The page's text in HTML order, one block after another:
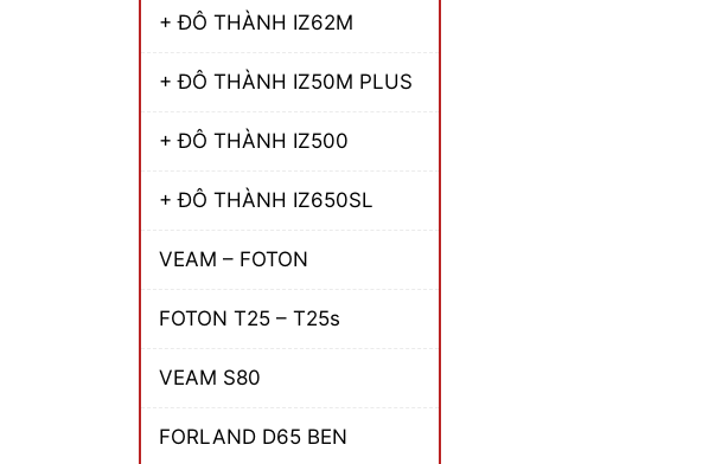
+ ĐÔ THÀNH IZ62M
+ ĐÔ THÀNH IZ50M PLUS
+ ĐÔ THÀNH IZ500
+ ĐÔ THÀNH IZ650SL
VEAM – FOTON
FOTON T25 – T25s
VEAM S80
FORLAND D65 BEN